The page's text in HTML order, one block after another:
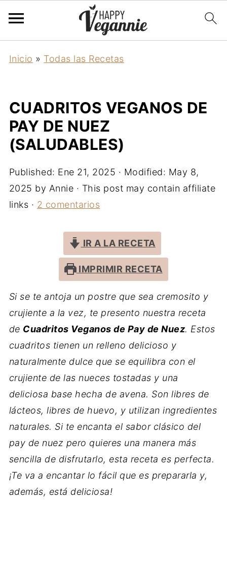
Inicio » Todas las Recetas
CUADRITOS VEGANOS DE
PAY DE NUEZ
(SALUDABLES)
Published: Ene 21, 2025 · Modified: May 8,
2025 by Annie · This post may contain affiliate
links · 2 comentarios
IR A LA RECETA
IMPRIMIR RECETA
Si se te antoja un postre que sea cremosito y
crujiente a la vez, te presento nuestra receta
de Cuadritos Veganos de Pay de Nuez. Estos
cuadritos tienen un relleno delicioso y
naturalmente dulce que se equilibra con el
crujiente de las nueces tostadas y una
deliciosa base hecha de avena. Son libres de
lácteos, libres de huevo, y utilizan ingredientes
naturales. Si te encanta el sabor clásico del
pay de nuez pero quieres una manera más
sencilla de disfrutarlo, esta receta es perfecta.
¡Te va a encantar lo fácil que es prepararla y,
además, está deliciosa!